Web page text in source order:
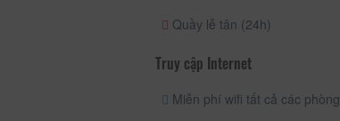
Quầy lễ tân (24h)
Truy cập Internet
Miễn phí wifi tất cả các phòng